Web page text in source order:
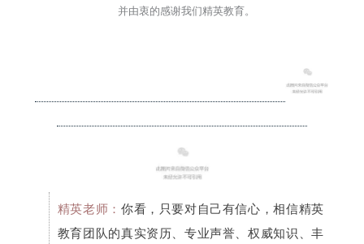
并由衷的感谢我们精英教育。
精英老师： 你看，只要对自己有信心，相信精英
教育团队的真实资历、专业声誉、权威知识、丰